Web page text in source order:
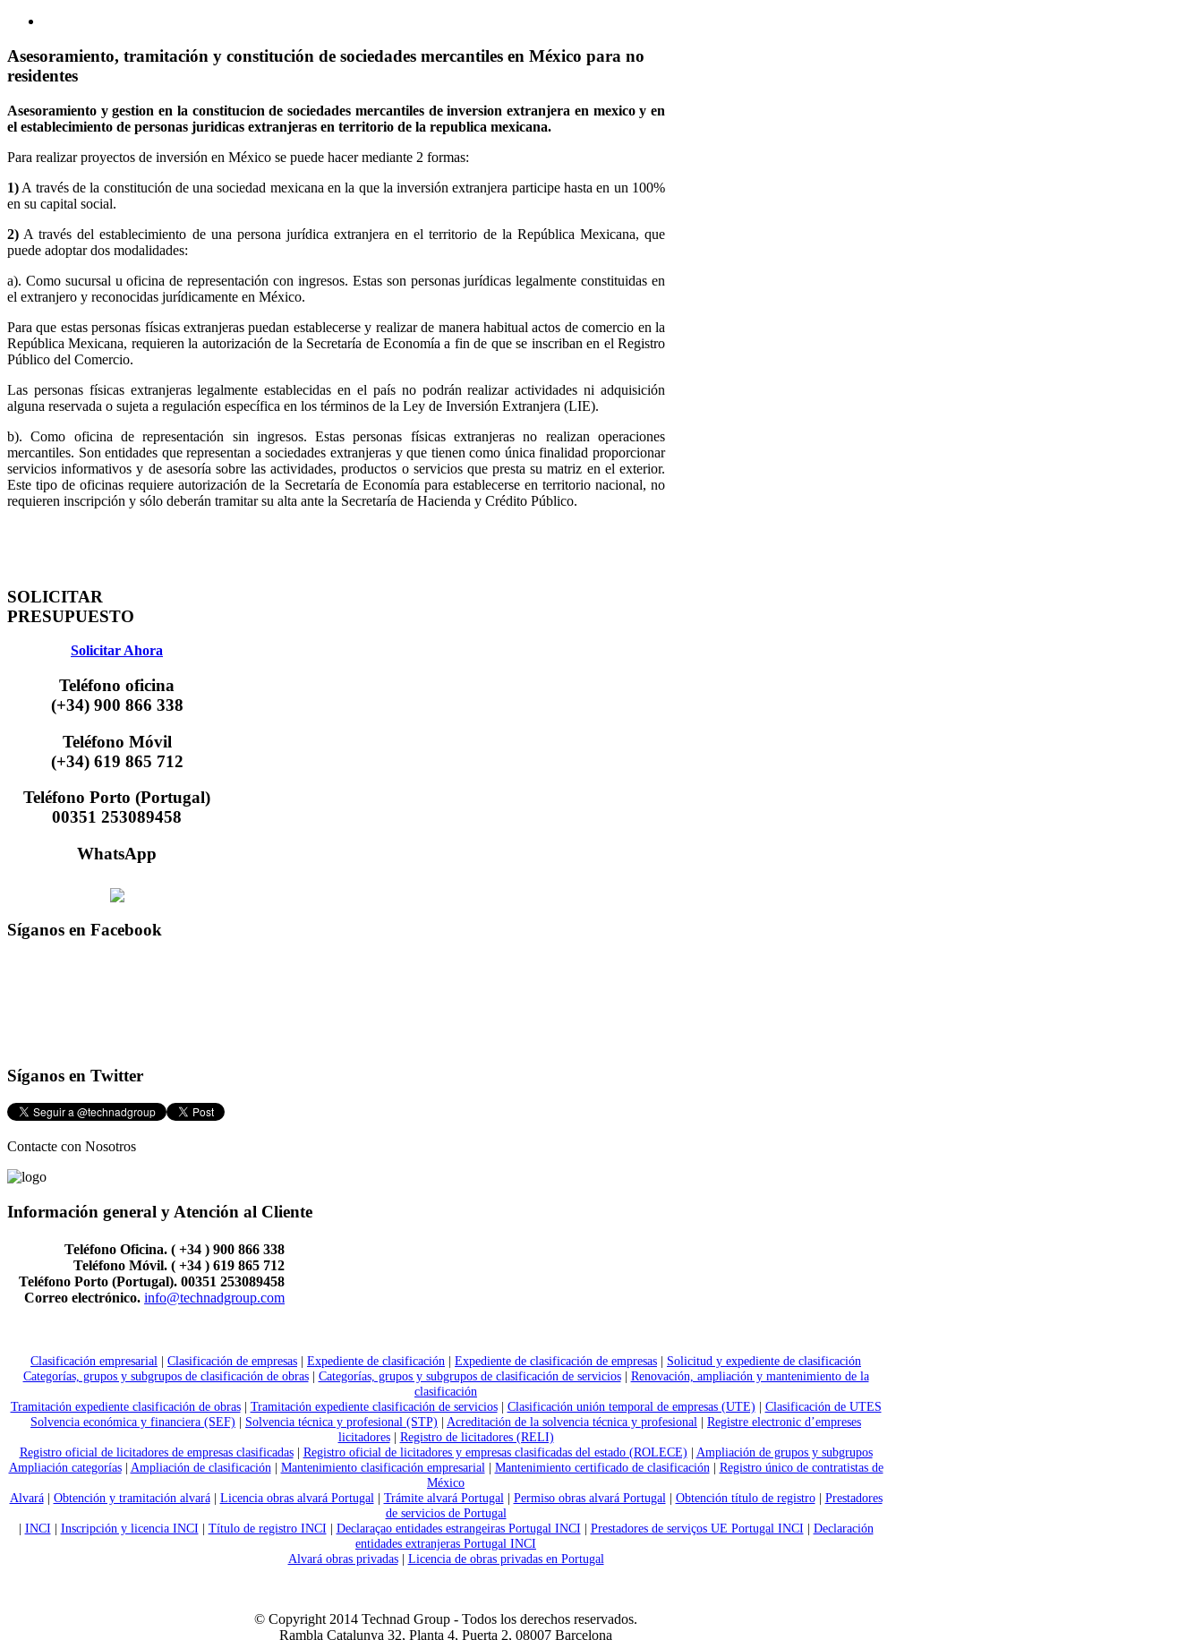
Asesoramiento, tramitación y constitución de sociedades mercantiles en México para no
residentes
Asesoramiento y gestion en la constitucion de sociedades mercantiles de inversion extranjera en mexico y en
el establecimiento de personas juridicas extranjeras en territorio de la republica mexicana.
Para realizar proyectos de inversión en México se puede hacer mediante 2 formas:
1) A través de la constitución de una sociedad mexicana en la que la inversión extranjera participe hasta en un 100%
en su capital social.
2) A través del establecimiento de una persona jurídica extranjera en el territorio de la República Mexicana, que
puede adoptar dos modalidades:
a). Como sucursal u oficina de representación con ingresos. Estas son personas jurídicas legalmente constituidas en
el extranjero y reconocidas jurídicamente en México.
Para que estas personas físicas extranjeras puedan establecerse y realizar de manera habitual actos de comercio en la
República Mexicana, requieren la autorización de la Secretaría de Economía a fin de que se inscriban en el Registro
Público del Comercio.
Las personas físicas extranjeras legalmente establecidas en el país no podrán realizar actividades ni adquisición
alguna reservada o sujeta a regulación específica en los términos de la Ley de Inversión Extranjera (LIE).
b). Como oficina de representación sin ingresos. Estas personas físicas extranjeras no realizan operaciones
mercantiles. Son entidades que representan a sociedades extranjeras y que tienen como única finalidad proporcionar
servicios informativos y de asesoría sobre las actividades, productos o servicios que presta su matriz en el exterior.
Este tipo de oficinas requiere autorización de la Secretaría de Economía para establecerse en territorio nacional, no
requieren inscripción y sólo deberán tramitar su alta ante la Secretaría de Hacienda y Crédito Público.
SOLICITAR
PRESUPUESTO
Solicitar Ahora
Teléfono oficina
(+34) 900 866 338
Teléfono Móvil
(+34) 619 865 712
Teléfono Porto (Portugal)
00351 253089458
WhatsApp
Síganos en Facebook
Síganos en Twitter
Contacte con Nosotros
Información general y Atención al Cliente
Teléfono Oficina. ( +34 ) 900 866 338
Teléfono Móvil. ( +34 ) 619 865 712
Teléfono Porto (Portugal). 00351 253089458
Correo electrónico. info@technadgroup.com
Clasificación empresarial | Clasificación de empresas | Expediente de clasificación | Expediente de clasificación de empresas | Solicitud y expediente de clasificación
Categorías, grupos y subgrupos de clasificación de obras| Categorías, grupos y subgrupos de clasificación de servicios| Renovación, ampliación y mantenimiento de la
clasificación
Tramitación expediente clasificación de obras| Tramitación expediente clasificación de servicios| Clasificación unión temporal de empresas (UTE) | Clasificación de UTES
Solvencia económica y financiera (SEF) | Solvencia técnica y profesional (STP) | Acreditación de la solvencia técnica y profesional | Registre electronic d’empreses
licitadores| Registro de licitadores (RELI)
Registro oficial de licitadores de empresas clasificadas| Registro oficial de licitadores y empresas clasificadas del estado (ROLECE) | Ampliación de grupos y subgrupos
Ampliación categorías| Ampliación de clasificación | Mantenimiento clasificación empresarial | Mantenimiento certificado de clasificación | Registro único de contratistas de
México
Alvará| Obtención y tramitación alvará| Licencia obras alvará Portugal | Trámite alvará Portugal | Permiso obras alvará Portugal | Obtención título de registro| Prestadores
de servicios de Portugal
| INCI | Inscripción y licencia INCI | Título de registro INCI | Declaraçao entidades estrangeiras Portugal INCI | Prestadores de serviços UE Portugal INCI | Declaración
entidades extranjeras Portugal INCI
Alvará obras privadas| Licencia de obras privadas en Portugal
© Copyright 2014 Technad Group - Todos los derechos reservados.
Rambla Catalunya 32, Planta 4, Puerta 2, 08007 Barcelona